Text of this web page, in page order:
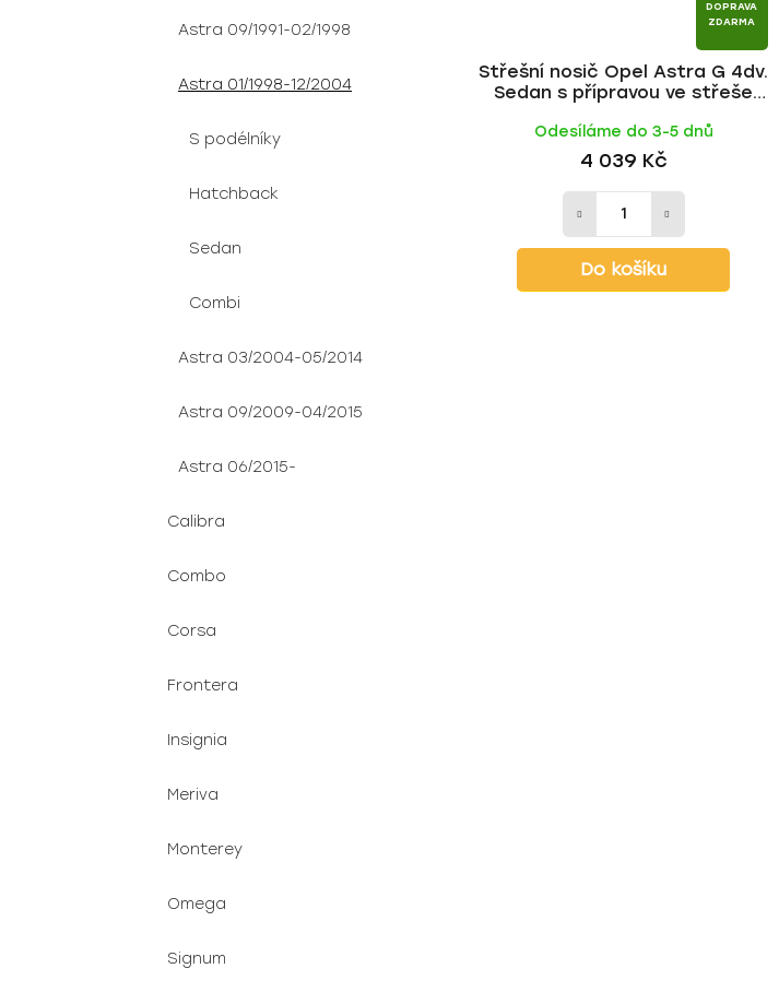
Astra 09/1991-02/1998
Astra 01/1998-12/2004
S podélníky
Hatchback
Sedan
Combi
Astra 03/2004-05/2014
Astra 09/2009-04/2015
Astra 06/2015-
Calibra
Combo
Corsa
Frontera
Insignia
Meriva
Monterey
Omega
Signum
DOPRAVA
ZDARMA
Střešní nosič Opel Astra G 4dv.
Sedan s přípravou ve střeše
HAKR
Odesíláme do 3-5 dnů
4 039 Kč
Do košíku